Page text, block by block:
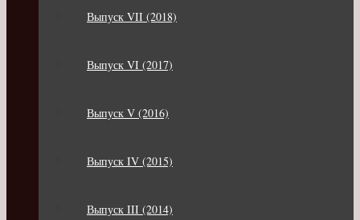
Выпуск VII (2018)
Выпуск VI (2017)
Выпуск V (2016)
Выпуск IV (2015)
Выпуск III (2014)